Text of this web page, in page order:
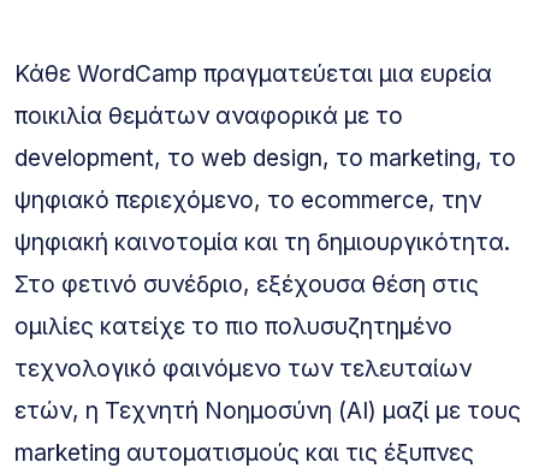
Κάθε WordCamp πραγματεύεται μια ευρεία
ποικιλία θεμάτων αναφορικά με το
development, το web design, το marketing, το
ψηφιακό περιεχόμενο, το ecommerce, την
ψηφιακή καινοτομία και τη δημιουργικότητα.
Στο φετινό συνέδριο, εξέχουσα θέση στις
ομιλίες κατείχε το πιο πολυσυζητημένο
τεχνολογικό φαινόμενο των τελευταίων
ετών, η Τεχνητή Νοημοσύνη (AI) μαζί με τους
marketing αυτοματισμούς και τις έξυπνες